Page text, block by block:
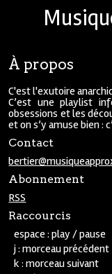
À propos
C'est l'exutoire
C’est une playlist
obsessions et les
et on s’y amuse bien :
Contact
Abonnement
RSS
Raccourcis
espace : play / pause
j : morceau précédent
k : morceau suivant